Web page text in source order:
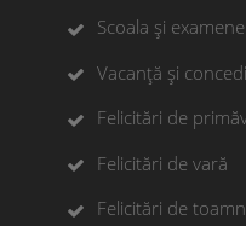
Scoala și examene
Vacanță și
Felicitări de
Felicitări de vară
Felicitări de